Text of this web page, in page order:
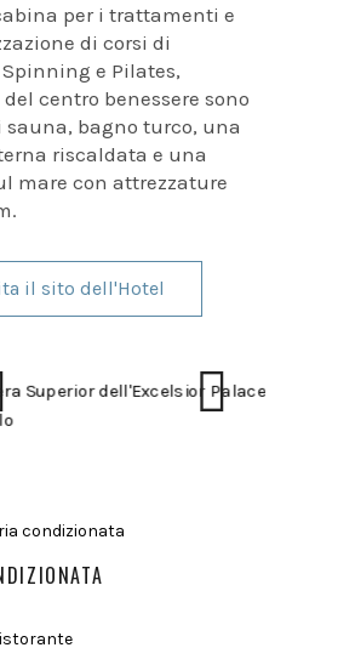
per i trattamenti e
di corsi di
e Pilates,
centro benessere sono
bagno turco, una
riscaldata e una
mare con attrezzature
il sito dell'Hotel